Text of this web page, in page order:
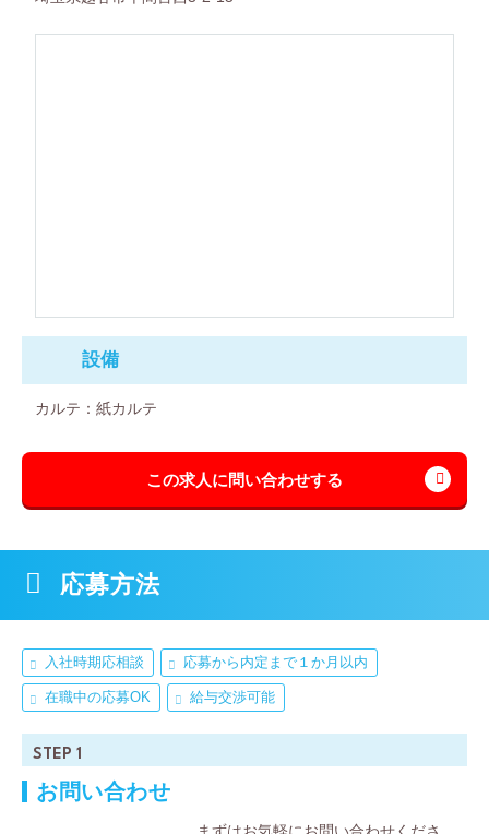
設備
カルテ：紙カルテ
この求人に問い合わせする
応募⽅法
入社時期応相談 応募から内定まで１か月以内
在職中の応募OK 給与交渉可能
STEP 1
お問い合わせ